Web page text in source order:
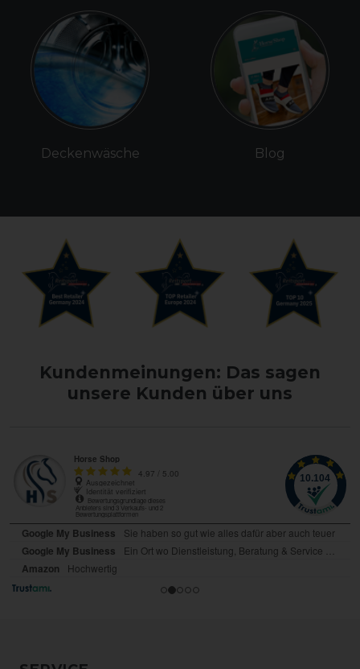
Deckenwäsche Blog
Kundenmeinungen: Das sagen
unsere Kunden über uns